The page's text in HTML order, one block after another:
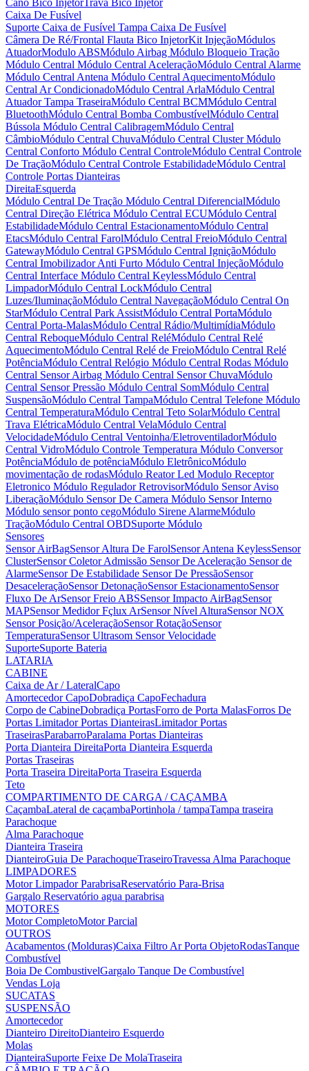
Caixa De Fusível
Suporte Caixa de Fusível Tampa Caixa De Fusível
Câmera De Ré/Frontal Flauta Bico InjetorKit InjeçãoMódulos
AtuadorModulo ABSMódulo Airbag Módulo Bloqueio Tração
Módulo Central Módulo Central AceleraçãoMódulo Central Alarme
Módulo Central Antena Módulo Central AquecimentoMódulo
Central Ar CondicionadoMódulo Central ArlaMódulo Central
Atuador Tampa TraseiraMódulo Central BCMMódulo Central
BluetoothMódulo Central Bomba CombustívelMódulo Central
Bússola Módulo Central CalibragemMódulo Central
CâmbioMódulo Central ChuvaMódulo Central ClusterMódulo
Central Conforto Módulo Central ControleMódulo Central Controle
De TraçãoMódulo Central Controle EstabilidadeMódulo Central
Controle Portas Dianteiras
DireitaEsquerda
Módulo Central De Tração Módulo Central DiferencialMódulo
Central Direção Elétrica Módulo Central ECUMódulo Central
EstabilidadeMódulo Central EstacionamentoMódulo Central
EtacsMódulo Central FarolMódulo Central FreioMódulo Central
GatewayMódulo Central GPSMódulo Central IgniçãoMódulo
Central Imobilizador Anti Furto Módulo Central InjeçãoMódulo
Central Interface Módulo Central KeylessMódulo Central
LimpadorMódulo Central LockMódulo Central
Luzes/IluminaçãoMódulo Central NavegaçãoMódulo Central On
StarMódulo Central Park AssistMódulo Central PortaMódulo
Central Porta-MalasMódulo Central Rádio/MultimídiaMódulo
Central ReboqueMódulo Central ReléMódulo Central Relé
AquecimentoMódulo Central Relé de FreioMódulo Central Relé
PotênciaMódulo Central Relógio Módulo Central Rodas Módulo
Central Sensor Airbag Módulo Central Sensor ChuvaMódulo
Central Sensor Pressão Módulo Central SomMódulo Central
SuspensãoMódulo Central TampaMódulo Central Telefone Módulo
Central TemperaturaMódulo Central Teto SolarMódulo Central
Trava ElétricaMódulo Central VelaMódulo Central
VelocidadeMódulo Central Ventoinha/EletroventiladorMódulo
Central VidroMódulo Controle Temperatura Módulo Conversor
PotênciaMódulo de potênciaMódulo EletrônicoMódulo
movimentação de rodasMódulo Reator Led Modulo Receptor
Eletronico Módulo Regulador RetrovisorMódulo Sensor Aviso
LiberaçãoMódulo Sensor De Camera Módulo Sensor Interno
Módulo sensor ponto cegoMódulo Sirene AlarmeMódulo
TraçãoMódulo Central OBDSuporte Módulo
Sensores
Sensor AirBagSensor Altura De FarolSensor Antena KeylessSensor
ClusterSensor Coletor Admissão Sensor De Aceleração Sensor de
AlarmeSensor De Estabilidade Sensor De PressãoSensor
DesaceleraçãoSensor DetonaçãoSensor EstacionamentoSensor
Fluxo De ArSensor Freio ABSSensor Impacto AirBagSensor
MAPSensor Medidor Fçlux ArSensor Nível AlturaSensor NOX
Sensor Posição/AceleraçãoSensor RotaçãoSensor
TemperaturaSensor Ultrasom Sensor Velocidade
SuporteSuporte Bateria
LATARIA
CABINE
Caixa de Ar / LateralCapo
Amortecedor CapoDobradiça CapoFechadura
Corpo de CabineDobradiça PortasForro de Porta MalasForros De
Portas Limitador Portas DianteirasLimitador Portas
TraseirasParabarroParalama Portas Dianteiras
Porta Dianteira DireitaPorta Dianteira Esquerda
Portas Traseiras
Porta Traseira DireitaPorta Traseira Esquerda
Teto
COMPARTIMENTO DE CARGA / CAÇAMBA
CaçambaLateral de caçambaPortinhola / tampaTampa traseira
Parachoque
Alma Parachoque
Dianteira Traseira
DianteiroGuia De ParachoqueTraseiroTravessa Alma Parachoque
LIMPADORES
Motor Limpador ParabrisaReservatório Para-Brisa
Gargalo Reservatório agua parabrisa
MOTORES
Motor CompletoMotor Parcial
OUTROS
Acabamentos (Molduras)Caixa Filtro ArPorta ObjetoRodasTanque
Combustível
Boia De CombustivelGargalo Tanque De Combustível
Vendas Loja
SUCATAS
SUSPENSÃO
Amortecedor
Dianteiro DireitoDianteiro Esquerdo
Molas
DianteiraSuporte Feixe De MolaTraseira